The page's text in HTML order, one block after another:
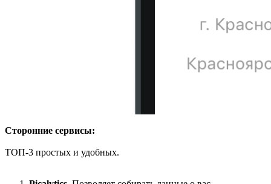
Сторонние сервисы:
ТОП-3 простых и удобных.